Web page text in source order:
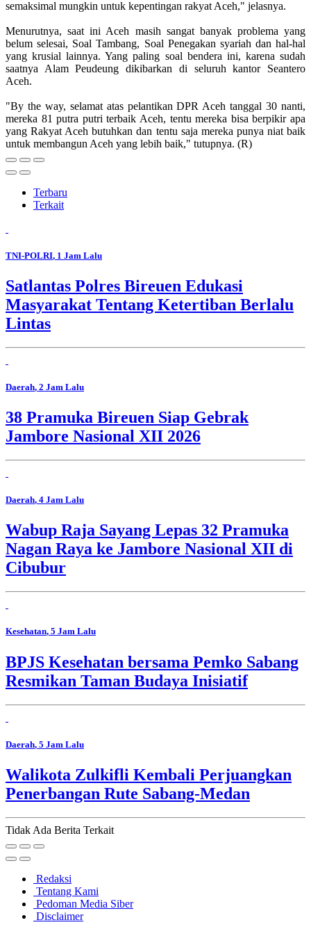
semaksimal mungkin untuk kepentingan rakyat Aceh," jelasnya.
Menurutnya, saat ini Aceh masih sangat banyak problema yang
belum selesai, Soal Tambang, Soal Penegakan syariah dan hal-hal
yang krusial lainnya. Yang paling soal bendera ini, karena sudah
saatnya Alam Peudeung dikibarkan di seluruh kantor Seantero
Aceh.
"By the way, selamat atas pelantikan DPR Aceh tanggal 30 nanti,
mereka 81 putra putri terbaik Aceh, tentu mereka bisa berpikir apa
yang Rakyat Aceh butuhkan dan tentu saja mereka punya niat baik
untuk membangun Aceh yang lebih baik," tutupnya. (R)
Terbaru
Terkait
TNI-POLRI, 1 Jam Lalu
Satlantas Polres Bireuen Edukasi
Masyarakat Tentang Ketertiban Berlalu
Lintas
Daerah, 2 Jam Lalu
38 Pramuka Bireuen Siap Gebrak
Jambore Nasional XII 2026
Daerah, 4 Jam Lalu
Wabup Raja Sayang Lepas 32 Pramuka
Nagan Raya ke Jambore Nasional XII di
Cibubur
Kesehatan, 5 Jam Lalu
BPJS Kesehatan bersama Pemko Sabang
Resmikan Taman Budaya Inisiatif
Daerah, 5 Jam Lalu
Walikota Zulkifli Kembali Perjuangkan
Penerbangan Rute Sabang-Medan
Tidak Ada Berita Terkait
Redaksi
Tentang Kami
Pedoman Media Siber
Disclaimer